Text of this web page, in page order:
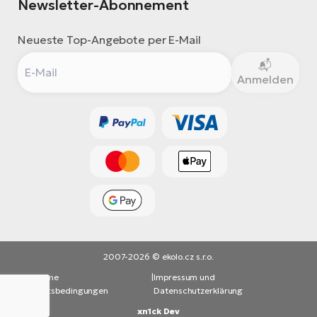
Newsletter-Abonnement
Neueste Top-Angebote per E-Mail
Anmelden
2007-2026 © ekolo.cz s.r.o.
Allgemeine
Geschäftsbedingungen
Impressum und
Datenschutzerklärung
xn1ck Dev